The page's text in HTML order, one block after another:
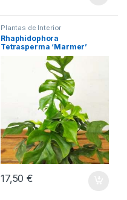
Plantas de Interior
Rhaphidophora
Tetrasperma ‘Marmer’
17,50€